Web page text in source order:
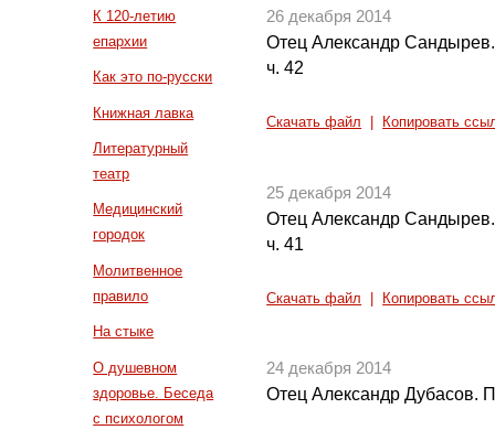
К 120-летию
епархии
Как это по-русски
Книжная лавка
Литературный
театр
Медицинский
городок
Молитвенное
правило
На стыке
О душевном
здоровье. Беседа
с психологом
26 декабря 2014
Отец Александр
ч. 42
Скачать файл Копировать
25 декабря 2014
Отец Александр
ч. 41
Скачать файл Копировать
24 декабря 2014
Отец Александр Дубасов.